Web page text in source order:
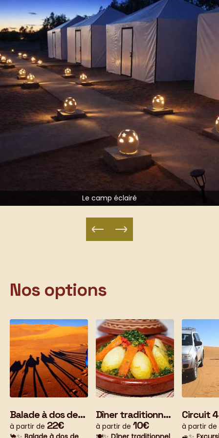
Le camp éclairé
Nos options
Balade à dos de
dromadaire dans
à partir de 22€
Dîner traditionnel
complet – Cuisine
à partir de 10€
Circuit
à partir de